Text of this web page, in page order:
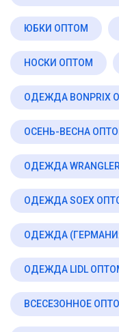
ЮБКИ ОПТОМ
НОСКИ ОПТОМ
ОДЕЖДА BONPRIX
ОСЕНЬ-ВЕСНА
ОДЕЖДА
ОДЕЖДА SOEX
ОДЕЖДА
ОДЕЖДА LIDL
ВСЕСЕЗОННОЕ